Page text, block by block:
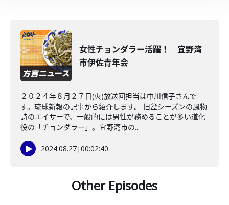
女性チョンダラー活躍！ 宜野湾
市伊佐青年会
２０２４年８月２７日(火)放送回担当は中川信子さんで
す。琉球新報の記事から紹介します。 旧盆シーズンの風物
詩のエイサーで、一般的には男性が務めることが多い道化
役の「チョンダラー」。宜野湾市の...
2024.08.27|00:02:40
Other Episodes